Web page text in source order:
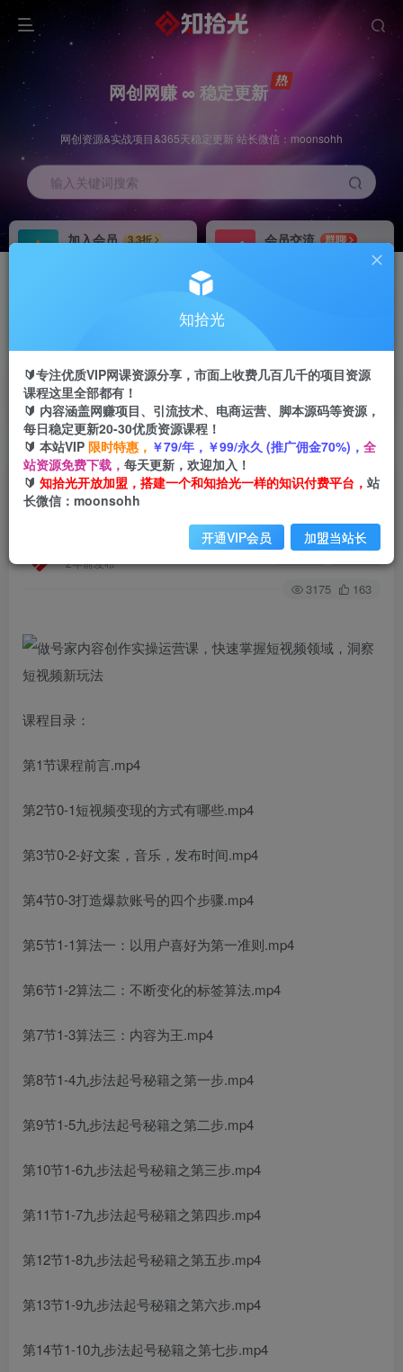
网创网赚 ∞ 稳定更新
网创资源&实战项目&365天稳定更新 站长微信：moonsohh
输入关键词搜索
加入会员
3.3折
会员交流
群聊
首页 创业课程 会员免费 正文
做号家内容创作实操运营课，快速掌握短视频领
域，洞察短视频新玩法
2年前发布
关注 私信
3175 163
课程目录：
第1节课程前言.mp4
第2节0-1短视频变现的方式有哪些.mp4
第3节0-2-好文案，音乐，发布时间.mp4
第4节0-3打造爆款账号的四个步骤.mp4
第5节1-1算法一：以用户喜好为第一准则.mp4
第6节1-2算法二：不断变化的标签算法.mp4
第7节1-3算法三：内容为王.mp4
第8节1-4九步法起号秘籍之第一步.mp4
第9节1-5九步法起号秘籍之第二步.mp4
第10节1-6九步法起号秘籍之第三步.mp4
第11节1-7九步法起号秘籍之第四步.mp4
第12节1-8九步法起号秘籍之第五步.mp4
第13节1-9九步法起号秘籍之第六步.mp4
第14节1-10九步法起号秘籍之第七步.mp4
知拾光
🔰专注优质VIP网课资源分享，市面上收费几百几千的项目资源
课程这里全部都有！
🔰 内容涵盖网赚项目、引流技术、电商运营、脚本源码等资源，
每日稳定更新20-30优质资源课程！
🔰 本站VIP 限时特惠， ￥79/年，￥99/永久 (推广佣金70%)， 全
站资源免费下载， 每天更新，欢迎加入！
🔰 知拾光开放加盟，搭建一个和知拾光一样的知识付费平台， 站
长微信：moonsohh
开通VIP会员 加盟当站长